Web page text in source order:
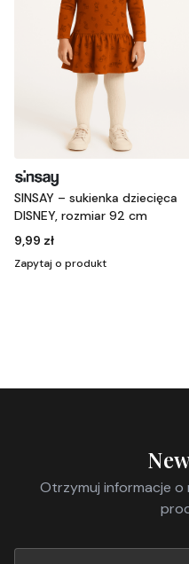
SINSAY – sukienka dziecięca
DISNEY, rozmiar 92 cm
9,99 zł
Zapytaj o produkt
Otrzymuj informacje o